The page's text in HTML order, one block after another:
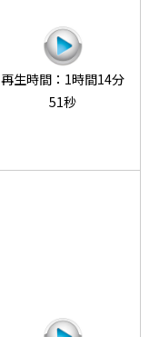
再生時間：1時間14分
51秒